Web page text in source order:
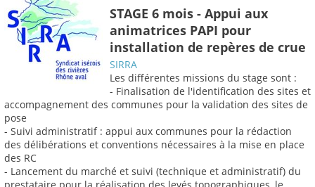
STAGE 6 mois - Appui aux
animatrices PAPI pour
installation de repères de crue
SIRRA
Les différentes missions du stage sont :
- Finalisation de l'identification des sites et
accompagnement des communes pour la validation des sites de
pose
- Suivi administratif : appui aux communes pour la rédaction
des délibérations et conventions nécessaires à la mise en place
des RC
- Lancement du marché et suivi (technique et administratif) du